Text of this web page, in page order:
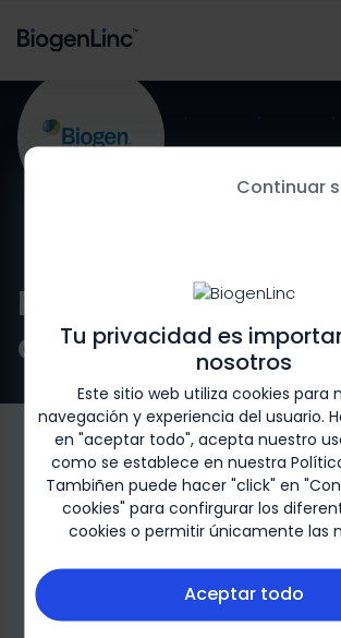
Tu privacidad es
nosotros
Este sitio web utiliza cookies para
navegación y experiencia del usuario.
en "aceptar todo", acepta nuestro
como se establece en nuestra
Tambiñen puede hacer "click" en
cookies" para confirgurar los
cookies o permitir únicamente las
Aceptar todo
Continuar
Regístrese para
comunicaciones